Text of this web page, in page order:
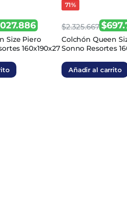
Size Piero
160x190x27
71%
$2.325.667
El
precio
original
era:
$
El
precio
actual
es:
Colchón Queen
Sonno Resortes
Añadir al carrito